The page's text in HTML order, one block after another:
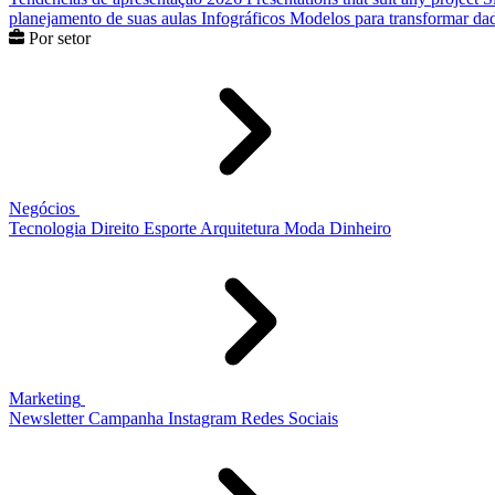
planejamento de suas aulas Infográficos Modelos para transformar
Por setor
Negócios
Tecnologia Direito Esporte Arquitetura Moda Dinheiro
Marketing
Newsletter Campanha Instagram Redes Sociais